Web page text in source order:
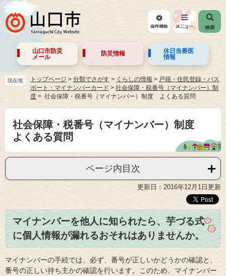
山口市防災
メール
防災情報
休日当番医
情報
現在地 トップページ > 分類でさがす > くらしの情報 > 戸籍・住民登録・パス
ポート・マイナンバーカード > 社会保障・税番号（マイナンバー）制
度
社会保障・税番号（マイナンバー）制度 よくある質問
社会保障・税番号（マイナンバー）制度
よくある質問
ページ内目次
更新日：2016年12月1日更新
マイナンバーを他人に知られたら、芋づる式
に個人情報が漏れるおそれはありませんか。
マイナンバーの手続では、必ず、番号が正しいかどうかの確認と、
番号の正しい持ち主かの確認を行います。このため、マイナンバー